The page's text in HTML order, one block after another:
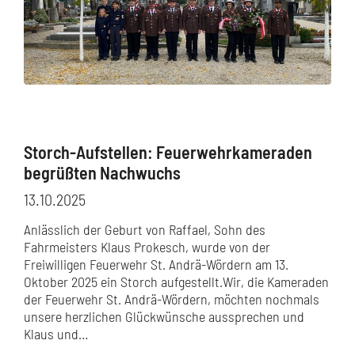
Storch-Aufstellen: Feuerwehrkameraden
begrüßten Nachwuchs
13.10.2025
Anlässlich der Geburt von Raffael, Sohn des
Fahrmeisters Klaus Prokesch, wurde von der
Freiwilligen Feuerwehr St. Andrä-Wördern am 13.
Oktober 2025 ein Storch aufgestellt.Wir, die Kameraden
der Feuerwehr St. Andrä-Wördern, möchten nochmals
unsere herzlichen Glückwünsche aussprechen und
Klaus und…